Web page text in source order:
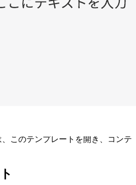
このテンプレートを開き、コンテ